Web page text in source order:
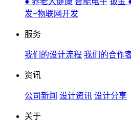
发+物联网开发
服务
我们的设计流程 我们的合作
资讯
公司新闻 设计资讯 设计分享
关于